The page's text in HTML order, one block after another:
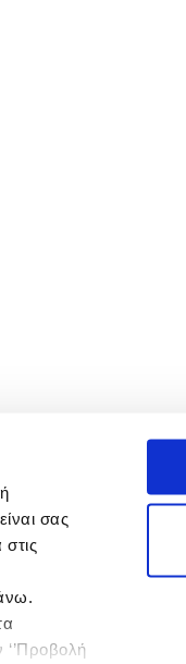
σας
‘’Προβολή